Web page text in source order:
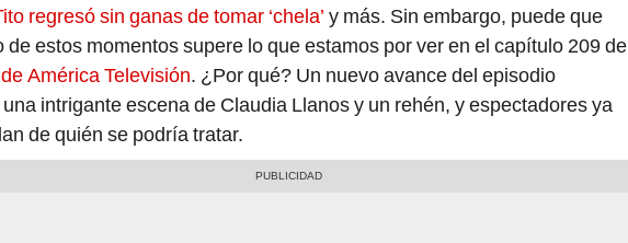
regresó sin ganas de tomar ‘chela’ y más. Sin embargo, puede que
de estos momentos supere lo que estamos por ver en el capítulo 209 de
América Televisión. ¿Por qué? Un nuevo avance del episodio
intrigante escena de Claudia Llanos y un rehén, y espectadores ya
de quién se podría tratar.